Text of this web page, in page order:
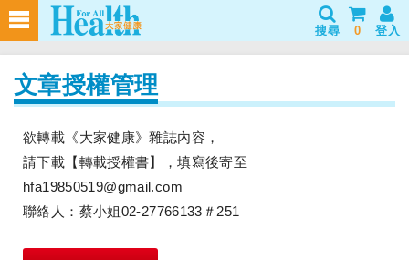
搜尋 0 登入
文章授權管理
欲轉載《大家健康》雜誌內容，
請下載【轉載授權書】，填寫後寄至
hfa19850519@gmail.com
聯絡人：蔡小姐02-27766133＃251